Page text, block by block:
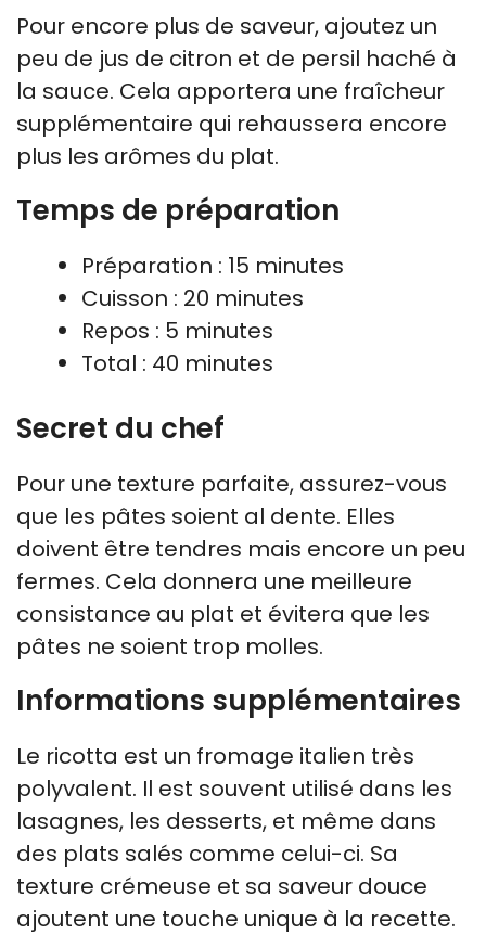
Pour encore plus de saveur, ajoutez un
peu de jus de citron et de persil haché à
la sauce. Cela apportera une fraîcheur
supplémentaire qui rehaussera encore
plus les arômes du plat.
Temps de préparation
Préparation : 15 minutes
Cuisson : 20 minutes
Repos : 5 minutes
Total : 40 minutes
Secret du chef
Pour une texture parfaite, assurez-vous
que les pâtes soient al dente. Elles
doivent être tendres mais encore un peu
fermes. Cela donnera une meilleure
consistance au plat et évitera que les
pâtes ne soient trop molles.
Informations supplémentaires
Le ricotta est un fromage italien très
polyvalent. Il est souvent utilisé dans les
lasagnes, les desserts, et même dans
des plats salés comme celui-ci. Sa
texture crémeuse et sa saveur douce
ajoutent une touche unique à la recette.